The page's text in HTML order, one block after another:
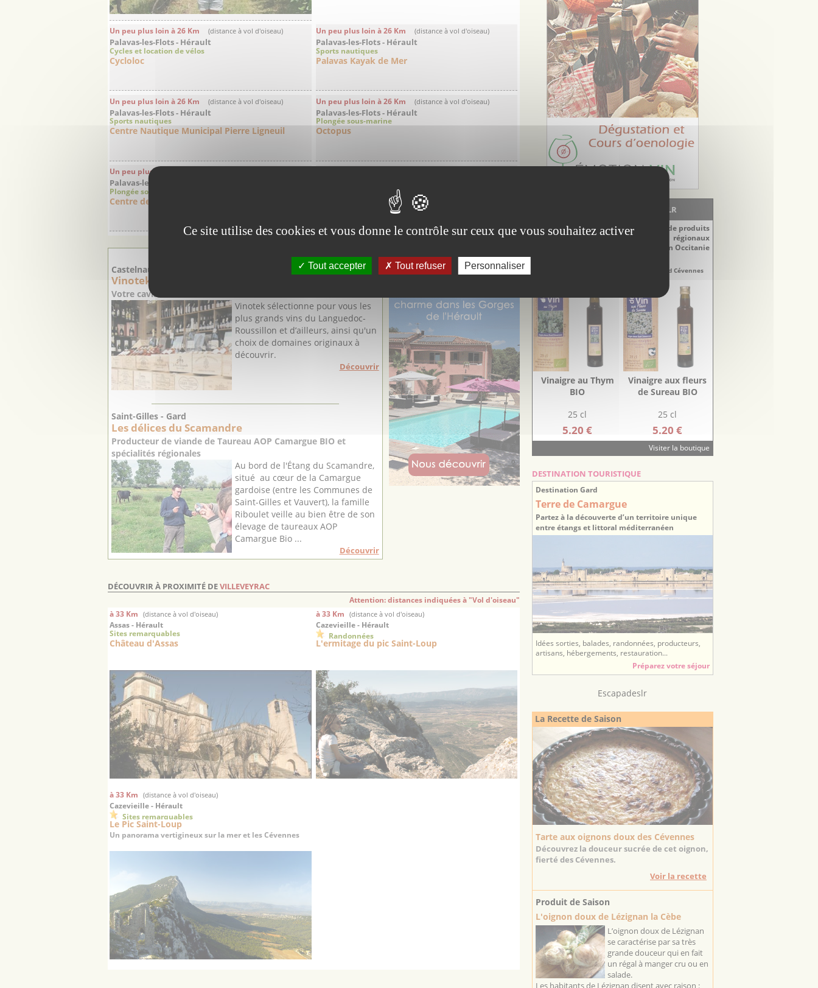
Un peu plus loin à 26 Km (distance à vol d'oiseau)
Palavas-les-Flots - Hérault
Cycles et location de vélos
Cycloloc
Un peu plus loin à 26 Km (distance à vol d'oiseau)
Palavas-les-Flots - Hérault
Sports nautiques
Palavas Kayak de Mer
Un peu plus loin à 26 Km (distance à vol d'oiseau)
Palavas-les-Flots - Hérault
Sports nautiques
Centre Nautique Municipal Pierre Ligneuil
Un peu plus loin à 26 Km (distance à vol d'oiseau)
Palavas-les-Flots - Hérault
Plongée sous-marine
Octopus
Un peu plus loin à 26 Km
Palavas-les-Flots - Hérault
Plongée sous-marine
Centre de Plongée Ecosystem
PRODUCTEURS & ARTISANS
Castelnau-le-Lez - Hérault
Vinotek, caviste cave à vins
Votre caviste à Castelnau-le-Lez
Vinotek sélectionne pour vous les
plus grands vins du Languedoc-
Roussillon et d’ailleurs, ainsi qu'un
choix de domaines originaux à
découvrir.
Découvrir
Saint-Gilles - Gard
Les délices du Scamandre
Producteur de viande de Taureau AOP Camargue BIO et
spécialités régionales
Au bord de l'Étang du Scamandre,
situé au cœur de la Camargue
gardoise (entre les Communes de
Saint-Gilles et Vauvert), la famille
Riboulet veille au bien être de son
élevage de taureaux AOP
Camargue Bio ...
Découvrir
DÉCOUVRIR À PROXIMITÉ DEVILLEVEYRAC
Attention: distances indiquées à "Vol d'oiseau"
à 33 Km
(distance à vol d'oiseau)
Assas - Hérault
Sites remarquables
Château d'Assas
à 33 Km (distance à vol d'oiseau)
Cazevieille - Hérault
Randonnées
L'ermitage du pic Saint-Loup
à 33 Km (distance à vol d'oiseau)
Cazevieille - Hérault
Sites remarquables
Le Pic Saint-Loup
Un panorama vertigineux sur la mer et les Cévennes
LA BOUTIQUE - EscapadesLR
Découvrez notre sélection de produits
régionaux
du Languedoc-Roussillon en Occitanie
Vinaigre au Thym
BIO
25 cl
5.20 €
Aigre-Doux Sud Cévennes
Vinaigre aux fleurs
de Sureau BIO
25 cl
5.20 €
Visiter la boutique
DESTINATION TOURISTIQUE
Destination Gard
Terre de Camargue
Partez à la découverte d’un territoire unique
entre étangs et littoral méditerranéen
Idées sorties, balades, randonnées, producteurs,
artisans, hébergements, restauration...
Préparez votre séjour
Escapadeslr
La Recette de Saison
Tarte aux oignons doux des Cévennes
Découvrez la douceur sucrée de cet oignon,
fierté des Cévennes.
Voir la recette
Produit de Saison
L'oignon doux de Lézignan la Cèbe
L’oignon doux de Lézignan
se caractérise par sa très
grande douceur qui en fait
un régal à manger cru ou en
salade.
Les habitants de Lézignan disent avec raison :
Ce site utilise des cookies et vous donne le contrôle sur ceux que vous souhaitez activer
Tout accepter Tout refuser Personnaliser